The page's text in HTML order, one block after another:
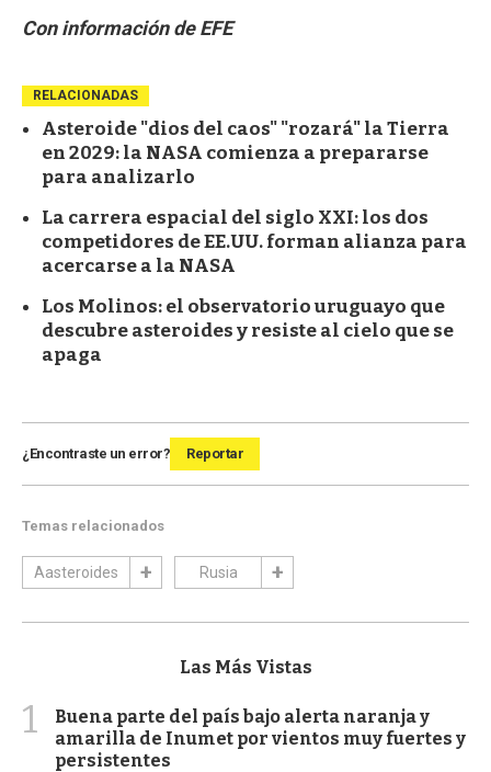
Con información de EFE
RELACIONADAS
Asteroide "dios del caos" "rozará" la Tierra
en 2029: la NASA comienza a prepararse
para analizarlo
La carrera espacial del siglo XXI: los dos
competidores de EE.UU. forman alianza para
acercarse a la NASA
Los Molinos: el observatorio uruguayo que
descubre asteroides y resiste al cielo que se
apaga
¿Encontraste un error? Reportar
Temas relacionados
Aasteroides Rusia
Las Más Vistas
1
Buena parte del país bajo alerta naranja y
amarilla de Inumet por vientos muy fuertes y
persistentes